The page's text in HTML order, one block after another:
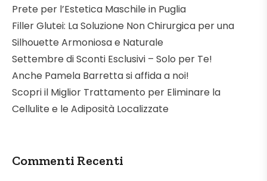
Prete per l’Estetica Maschile in Puglia
Filler Glutei: La Soluzione Non Chirurgica per una
Silhouette Armoniosa e Naturale
Settembre di Sconti Esclusivi – Solo per Te!
Anche Pamela Barretta si affida a noi!
Scopri il Miglior Trattamento per Eliminare la
Cellulite e le Adiposità Localizzate
Commenti Recenti